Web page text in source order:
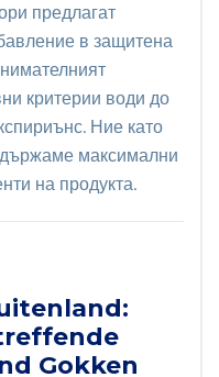
предлагат
в защитена
критерии води до
Ние като
максимални
на продукта.
Gokken